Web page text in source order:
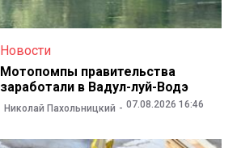
Новости
Мотопомпы правительства
заработали в Вадул-луй-Водэ
Николай Пахольницкий 07.08.2026 16:46